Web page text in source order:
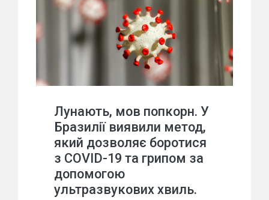
Лунають, мов попкорн. У
Бразилії виявили метод,
який дозволяє боротися
з COVID-19 та грипом за
допомогою
ультразвукових хвиль.